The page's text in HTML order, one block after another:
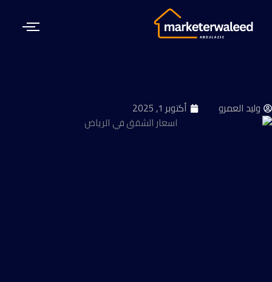
وليد العمرو أكتوبر 1, 2025